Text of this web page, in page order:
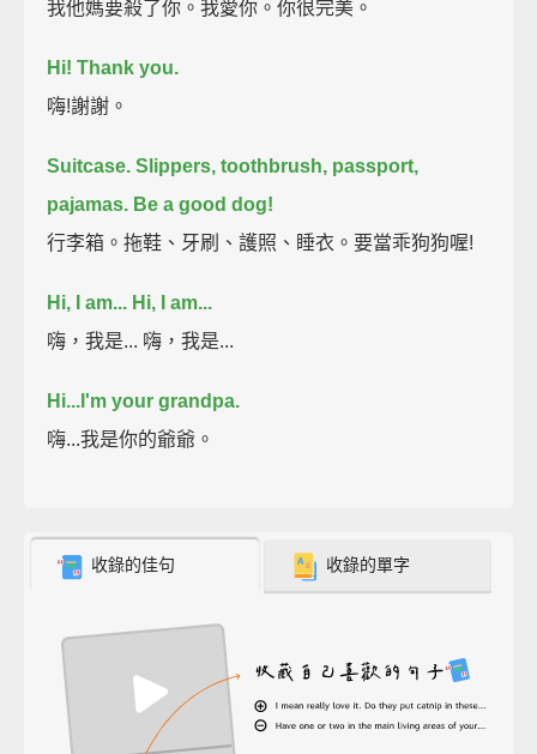
我他媽要殺了你。我愛你。你很完美。
Hi! Thank you.
嗨!謝謝。
Suitcase. Slippers, toothbrush, passport,
pajamas. Be a good dog!
行李箱。拖鞋、牙刷、護照、睡衣。要當乖狗狗喔!
Hi, I am... Hi, I am...
嗨，我是... 嗨，我是...
Hi... I'm your grandpa.
嗨...我是你的爺爺。
收錄的佳句 收錄的單字